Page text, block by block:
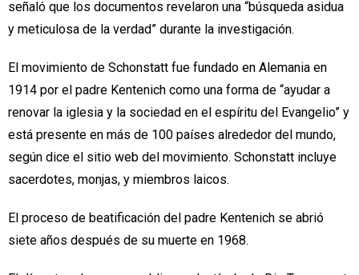
señaló que los documentos revelaron una “búsqueda asidua
y meticulosa de la verdad” durante la investigación.
El movimiento de Schonstatt fue fundado en Alemania en
1914 por el padre Kentenich como una forma de “ayudar a
renovar la iglesia y la sociedad en el espíritu del Evangelio” y
está presente en más de 100 países alrededor del mundo,
según dice el sitio web del movimiento. Schonstatt incluye
sacerdotes, monjas, y miembros laicos.
El proceso de beatificación del padre Kentenich se abrió
siete años después de su muerte en 1968.